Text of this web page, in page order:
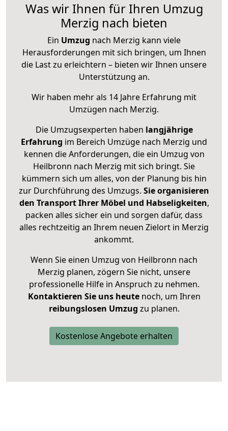
Was wir Ihnen für Ihren Umzug
Merzig nach bieten
Ein Umzug nach Merzig kann viele
Herausforderungen mit sich bringen, um Ihnen
die Last zu erleichtern – bieten wir Ihnen unsere
Unterstützung an.
Wir haben mehr als 14 Jahre Erfahrung mit
Umzügen nach Merzig.
Die Umzugsexperten haben langjährige
Erfahrung im Bereich Umzüge nach Merzig und
kennen die Anforderungen, die ein Umzug von
Heilbronn nach Merzig mit sich bringt. Sie
kümmern sich um alles, von der Planung bis hin
zur Durchführung des Umzugs. Sie organisieren
den Transport Ihrer Möbel und Habseligkeiten,
packen alles sicher ein und sorgen dafür, dass
alles rechtzeitig an Ihrem neuen Zielort in Merzig
ankommt.
Wenn Sie einen Umzug von Heilbronn nach
Merzig planen, zögern Sie nicht, unsere
professionelle Hilfe in Anspruch zu nehmen.
Kontaktieren Sie uns heutenoch, um Ihren
reibungslosen Umzug zu planen.
Kostenlose Angebote erhalten